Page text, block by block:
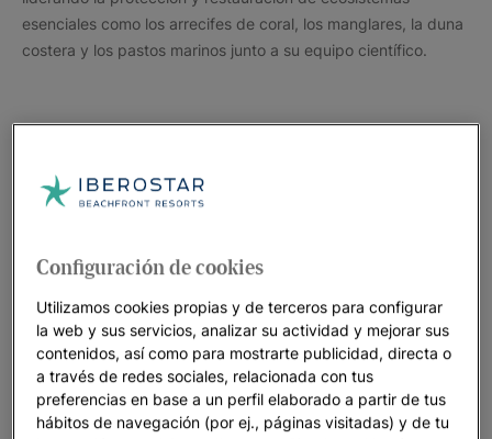
esenciales como los arrecifes de coral, los manglares, la duna
costera y los pastos marinos junto a su equipo científico.
Con acciones en sus más de 100 hoteles en todo el mundo,
los clientes fueron partícipes de diferentes iniciativas con el
Configuración de cookies
Utilizamos cookies propias y de terceros para configurar
la web y sus servicios, analizar su actividad y mejorar sus
contenidos, así como para mostrarte publicidad, directa o
a través de redes sociales, relacionada con tus
preferencias en base a un perfil elaborado a partir de tus
hábitos de navegación (por ej., páginas visitadas) y de tu